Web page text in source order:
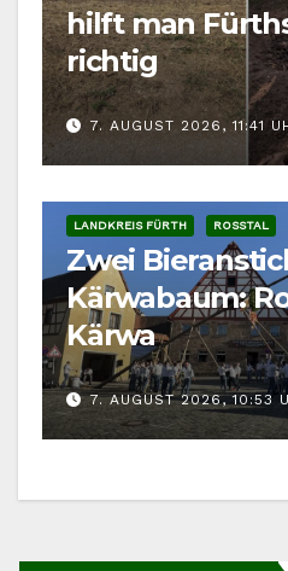
hilft man
richtig
7. AUGUST 2026, 11:41
LANDKREIS FÜRTH ROSSTAL
Zwei
Kärwabaum:
Kärwa
7. AUGUST 2026, 10:53